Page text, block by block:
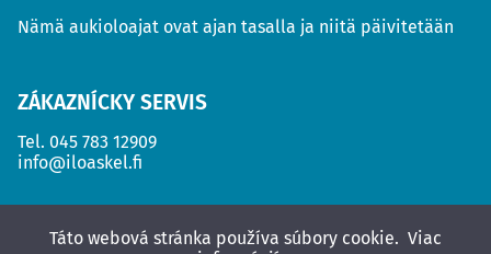
Nämä aukioloajat ovat ajan tasalla ja niitä päivitetään
ZÁKAZNÍCKY SERVIS
Tel. 045 783 12909
info@iloaskel.fi
Táto webová stránka používa súbory cookie. Viac